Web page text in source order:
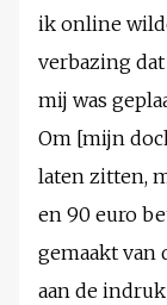
ik online
verbazing
mij was
Om [mijn
laten zitten,
en 90 euro
gemaakt van
aan de